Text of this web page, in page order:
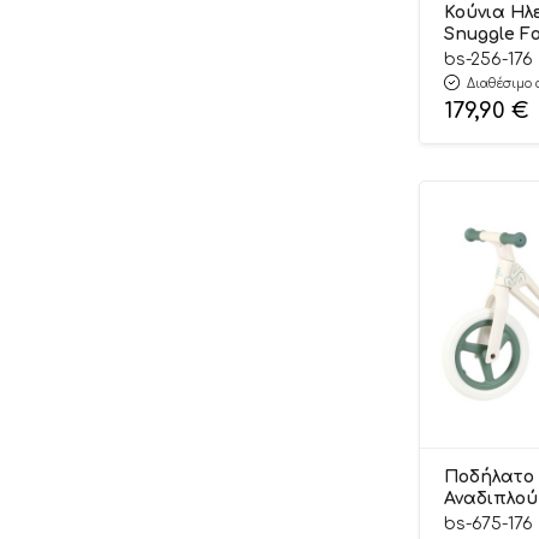
Κούνια
Snuggle
256-176,
bs-256-176
Διαθέσιμο
179,90 €
Ποδήλατο
675-176
bs-675-176